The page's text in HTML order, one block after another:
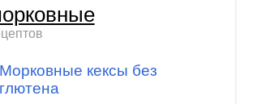
Морковные кексы без
глютена